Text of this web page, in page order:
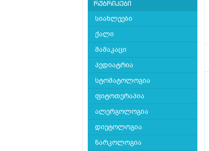
რუბრიკები
სიახლეები
ქალი
მამაკაცი
პედიატრია
სტომატოლოგია
ფიტოთერაპია
ალერგოლოგია
დიეტოლოგია
ნარკოლოგია